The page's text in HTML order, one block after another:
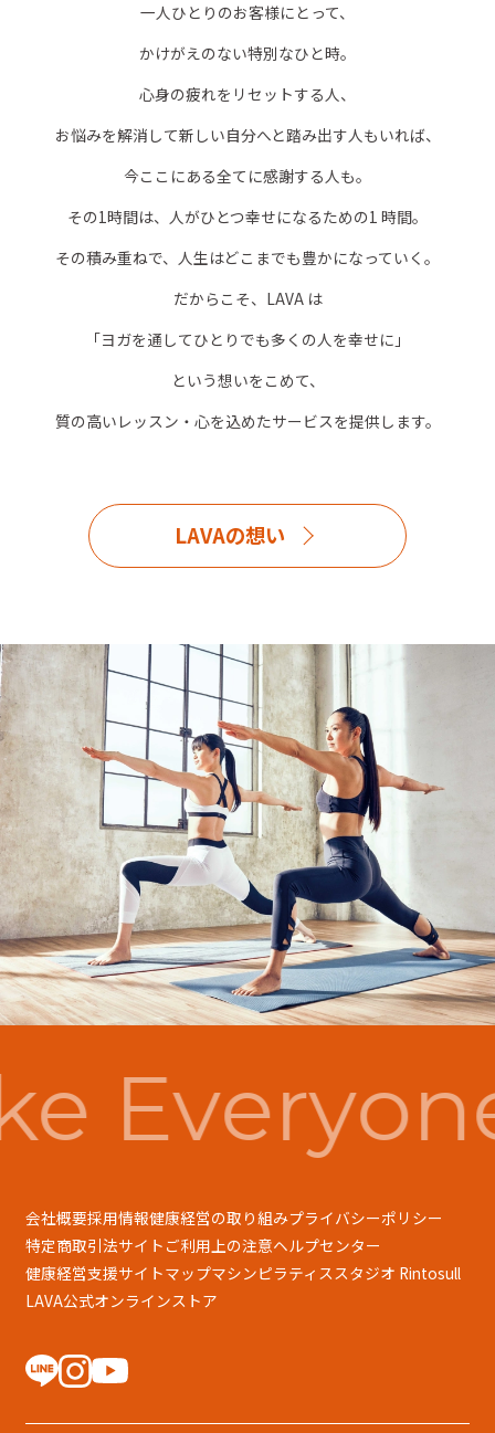
一人ひとりのお客様にとって、
かけがえのない特別なひと時。
心身の疲れをリセットする人、
お悩みを解消して新しい自分へと踏み出す人もいれば、
今ここにある全てに感謝する人も。
その1時間は、人がひとつ幸せになるための1 時間。
その積み重ねで、人生はどこまでも豊かになっていく。
だからこそ、LAVA は
「ヨガを通してひとりでも多くの人を幸せに」
という想いをこめて、
質の高いレッスン・心を込めたサービスを提供します。
LAVAの想い
会社概要採用情報健康経営の取り組みプライバシーポリシー
特定商取引法サイトご利用上の注意ヘルプセンター
健康経営支援サイトマップマシンピラティススタジオ Rintosull
LAVA公式オンラインストア